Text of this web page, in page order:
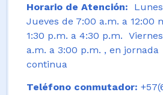
Horario de Atención:
Jueves de 7:00 a.m. a 12:00
1:30 p.m. a 4:30 p.m.
a.m. a 3:00 p.m. , en jornada
continua
Teléfono conmutador: